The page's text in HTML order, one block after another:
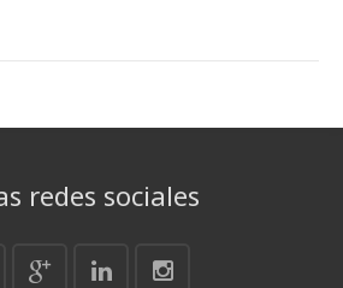
redes sociales